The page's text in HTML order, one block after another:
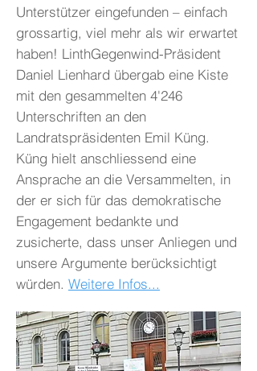
Unterstützer eingefunden – einfach
grossartig, viel mehr als wir erwartet
haben! LinthGegenwind-Präsident
Daniel Lienhard übergab eine Kiste
mit den gesammelten 4'246
Unterschriften an den
Landratspräsidenten Emil Küng.
Küng hielt anschliessend eine
Ansprache an die Versammelten, in
der er sich für das demokratische
Engagement bedankte und
zusicherte, dass unser Anliegen und
unsere Argumente berücksichtigt
würden. Weitere Infos...